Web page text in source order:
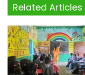
Related Articles